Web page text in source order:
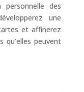
des
une
et affinerez
qu’elles peuvent